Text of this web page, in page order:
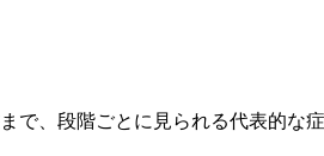
、段階ごとに見られる代表的な症